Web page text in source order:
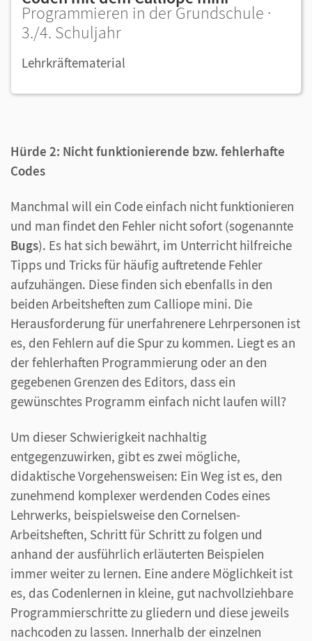
Programmieren in der Grundschule ·
3./4. Schuljahr
Lehrkräftematerial
Hürde 2: Nicht funktionierende bzw. fehlerhafte
Codes
Manchmal will ein Code einfach nicht funktionieren
und man findet den Fehler nicht sofort (sogenannte
Bugs). Es hat sich bewährt, im Unterricht hilfreiche
Tipps und Tricks für häufig auftretende Fehler
aufzuhängen. Diese finden sich ebenfalls in den
beiden Arbeitsheften zum Calliope mini. Die
Herausforderung für unerfahrenere Lehrpersonen ist
es, den Fehlern auf die Spur zu kommen. Liegt es an
der fehlerhaften Programmierung oder an den
gegebenen Grenzen des Editors, dass ein
gewünschtes Programm einfach nicht laufen will?
Um dieser Schwierigkeit nachhaltig
entgegenzuwirken, gibt es zwei mögliche,
didaktische Vorgehensweisen: Ein Weg ist es, den
zunehmend komplexer werdenden Codes eines
Lehrwerks, beispielsweise den Cornelsen-
Arbeitsheften, Schritt für Schritt zu folgen und
anhand der ausführlich erläuterten Beispielen
immer weiter zu lernen. Eine andere Möglichkeit ist
es, das Codenlernen in kleine, gut nachvollziehbare
Programmierschritte zu gliedern und diese jeweils
nachcoden zu lassen. Innerhalb der einzelnen